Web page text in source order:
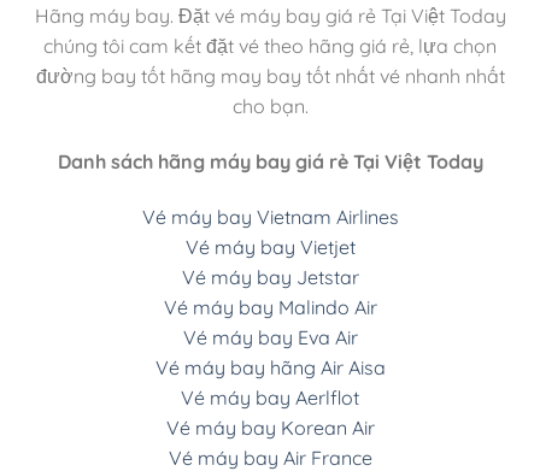
Hãng máy bay. Đặt vé máy bay giá rẻ Tại Việt Today
chúng tôi cam kết đặt vé theo hãng giá rẻ, lựa chọn
đường bay tốt hãng may bay tốt nhất vé nhanh nhất
cho bạn.
Danh sách hãng máy bay giá rẻ Tại Việt Today
Vé máy bay Vietnam Airlines
Vé máy bay Vietjet
Vé máy bay Jetstar
Vé máy bay Malindo Air
Vé máy bay Eva Air
Vé máy bay hãng Air Aisa
Vé máy bay Aerlflot
Vé máy bay Korean Air
Vé máy bay Air France